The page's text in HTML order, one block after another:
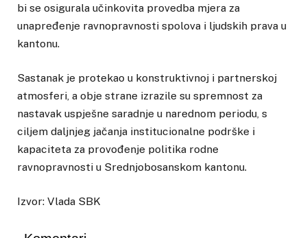
bi se osigurala učinkovita provedba mjera za
unapređenje ravnopravnosti spolova i ljudskih prava u
kantonu.
Sastanak je protekao u konstruktivnoj i partnerskoj
atmosferi, a obje strane izrazile su spremnost za
nastavak uspješne saradnje u narednom periodu, s
ciljem daljnjeg jačanja institucionalne podrške i
kapaciteta za provođenje politika rodne
ravnopravnosti u Srednjobosanskom kantonu.
Izvor: Vlada SBK